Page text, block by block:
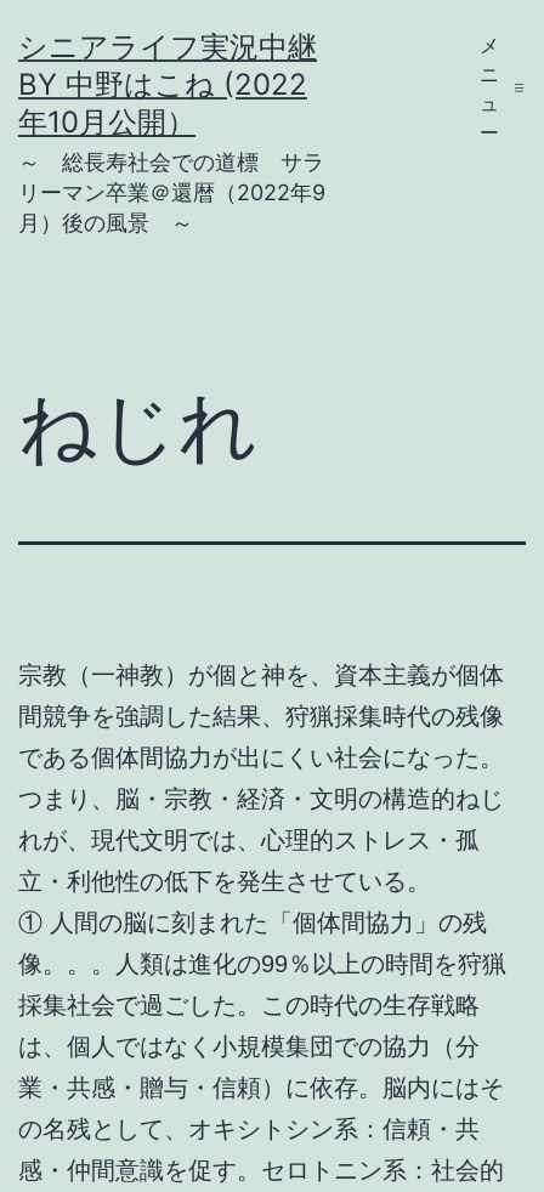
ン
テ
ン
へ
シニアライフ実況中継
BY 中野はこね (2022
年10月公開）
～ 総長寿社会での道標 サラ
リーマン卒業＠還暦（2022年9
月）後の風景 ～
メ
ニ
ュ
ー
ねじれ
宗教（一神教）が個と神を、資本主義が個体
間競争を強調した結果、狩猟採集時代の残像
である個体間協力が出にくい社会になった。
つまり、脳・宗教・経済・文明の構造的ねじ
れが、現代文明では、心理的ストレス・孤
立・利他性の低下を発生させている。
① 人間の脳に刻まれた「個体間協力」の残
像。。。人類は進化の99％以上の時間を狩猟
採集社会で過ごした。この時代の生存戦略
は、個人ではなく小規模集団での協力（分
業・共感・贈与・信頼）に依存。脳内にはそ
の名残として、オキシトシン系：信頼・共
感・仲間意識を促す。セロトニン系：社会的